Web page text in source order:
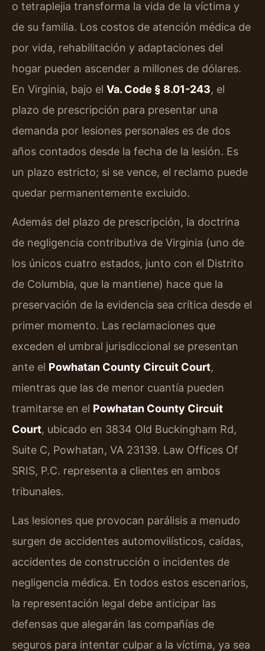
o tetraplejia transforma la vida de la víctima y
de su familia. Los costos de atención médica de
por vida, rehabilitación y adaptaciones del
hogar pueden ascender a millones de dólares.
En Virginia, bajo el Va. Code § 8.01-243, el
plazo de prescripción para presentar una
demanda por lesiones personales es de dos
años contados desde la fecha de la lesión. Es
un plazo estricto; si se vence, el reclamo puede
quedar permanentemente excluido.
Además del plazo de prescripción, la doctrina
de negligencia contributiva de Virginia (uno de
los únicos cuatro estados, junto con el Distrito
de Columbia, que la mantiene) hace que la
preservación de la evidencia sea crítica desde el
primer momento. Las reclamaciones que
exceden el umbral jurisdiccional se presentan
ante el Powhatan County Circuit Court,
mientras que las de menor cuantía pueden
tramitarse en el Powhatan County Circuit
Court, ubicado en 3834 Old Buckingham Rd,
Suite C, Powhatan, VA 23139. Law Offices Of
SRIS, P.C. representa a clientes en ambos
tribunales.
Las lesiones que provocan parálisis a menudo
surgen de accidentes automovilísticos, caídas,
accidentes de construcción o incidentes de
negligencia médica. En todos estos escenarios,
la representación legal debe anticipar las
defensas que alegarán las compañías de
seguros para intentar culpar a la víctima, ya sea